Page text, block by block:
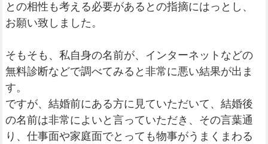
との相性も考える必要があるとの指摘にはっとし、
お願い致しました。
そもそも、私自身の名前が、インターネットなどの
無料診断などで調べてみると非常に悪い結果が出ま
す。
ですが、結婚前にある方に見ていただいて、結婚後
の名前は非常によいと言っていただき、その言葉通
り、仕事面や家庭面でとっても物事がうまくまわる